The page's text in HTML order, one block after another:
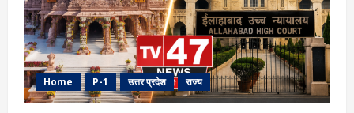
Home P-1 उत्तर प्रदेश राज्य